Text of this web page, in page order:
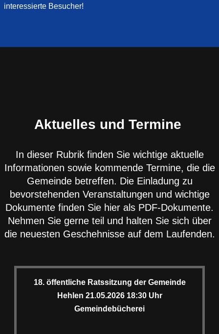
interessierte Besucher!
Aktuelles und Termine
In dieser Rubrik finden Sie wichtige aktuelle
Informationen sowie kommende Termine, die die
Gemeinde betreffen. Die Einladung zu
bevorstehenden Veranstaltungen und wichtige
Dokumente finden Sie hier als PDF-Dokumente.
Nehmen Sie gerne teil und halten Sie sich über
die neuesten Geschehnisse auf dem Laufenden.
18. öffentliche Ratssitzung der Gemeinde
Hehlen 21.05.2026 18:30 Uhr
Gemeindebücherei